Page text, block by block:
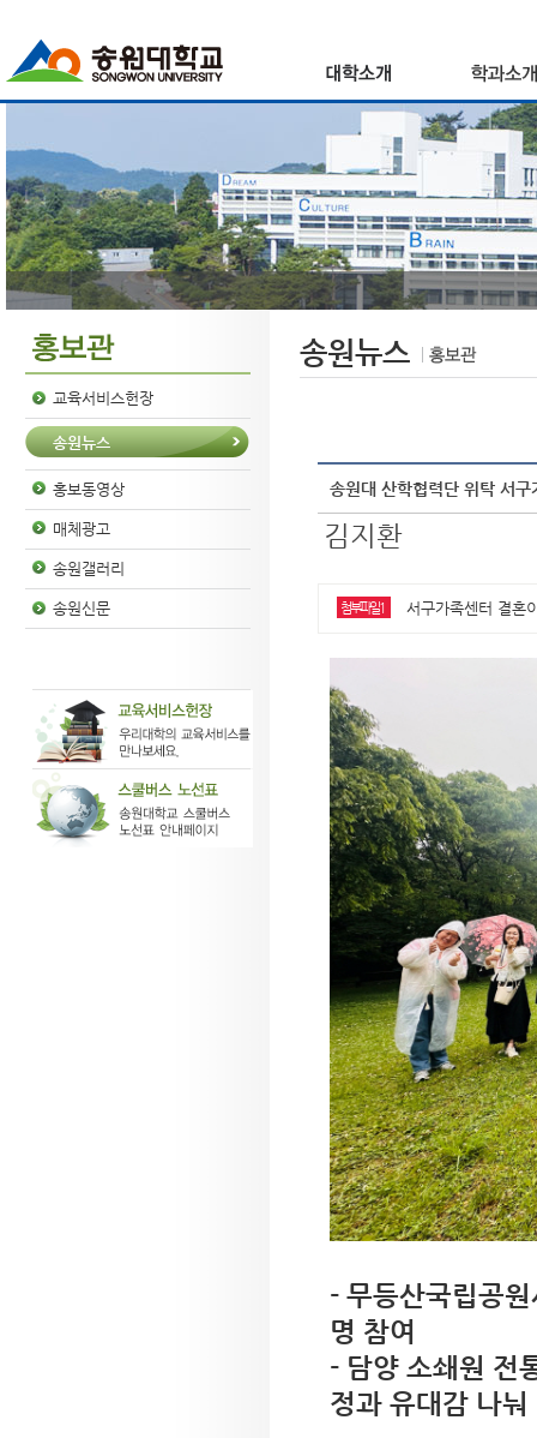
교육서비스헌장
송원뉴스
홍보동영상
매체광고
송원갤러리
송원신문
송원뉴스
송원대 산학협력단 위탁 서구
김지환
첨부파일1 서구가족센터 결
- 무등산국립공
명 참여
- 담양 소쇄원 전
정과 유대감 나눠